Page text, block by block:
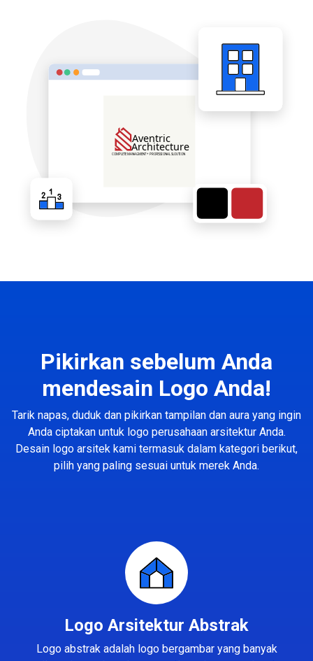
Pikirkan sebelum Anda
mendesain Logo Anda!
Tarik napas, duduk dan pikirkan tampilan dan aura yang ingin
Anda ciptakan untuk logo perusahaan arsitektur Anda.
Desain logo arsitek kami termasuk dalam kategori berikut,
pilih yang paling sesuai untuk merek Anda.
Logo Arsitektur Abstrak
Logo abstrak adalah logo bergambar yang banyak